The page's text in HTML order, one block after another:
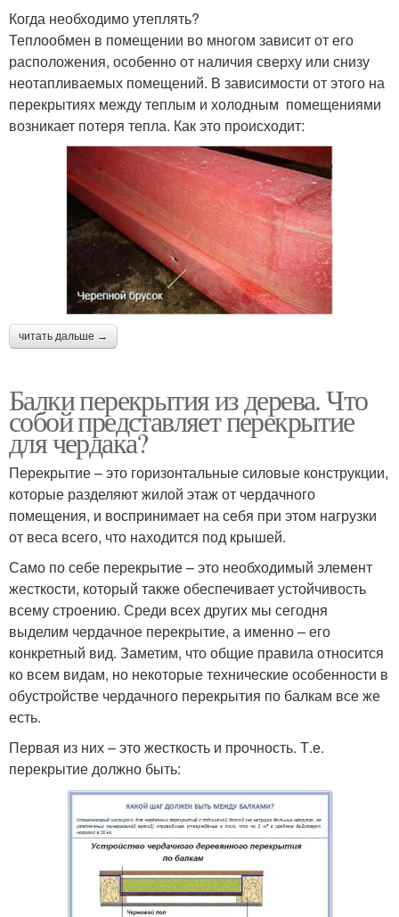
Когда необходимо утеплять?
Теплообмен в помещении во многом зависит от его
расположения, особенно от наличия сверху или снизу
неотапливаемых помещений. В зависимости от этого на
перекрытиях между теплым и холодным помещениями
возникает потеря тепла. Как это происходит:
читать дальше →
Балки перекрытия из дерева. Что
собой представляет перекрытие
для чердака?
Перекрытие – это горизонтальные силовые конструкции,
которые разделяют жилой этаж от чердачного
помещения, и воспринимает на себя при этом нагрузки
от веса всего, что находится под крышей.
Само по себе перекрытие – это необходимый элемент
жесткости, который также обеспечивает устойчивость
всему строению. Среди всех других мы сегодня
выделим чердачное перекрытие, а именно – его
конкретный вид. Заметим, что общие правила относится
ко всем видам, но некоторые технические особенности в
обустройстве чердачного перекрытия по балкам все же
есть.
Первая из них – это жесткость и прочность. Т.е.
перекрытие должно быть: